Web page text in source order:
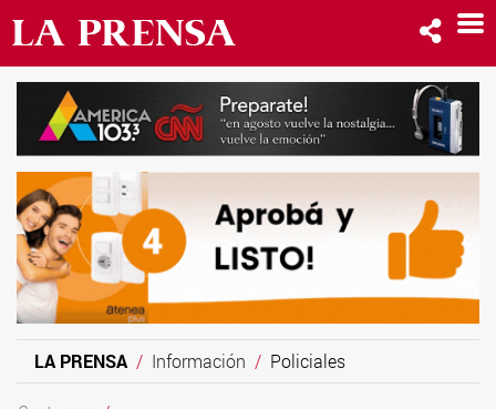
LA PRENSA Información Policiales